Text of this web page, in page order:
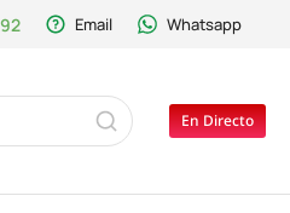
Email Whatsapp
En Directo